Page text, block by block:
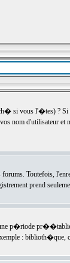
si vous l'�tes) ? Si
nom d'utilisateur
Toutefois,
prend
p�riode
: